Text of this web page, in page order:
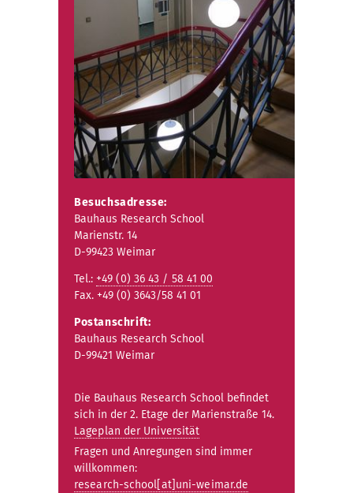
Besuchsadresse:
Bauhaus Research School
Marienstr. 14
D-99423 Weimar
Tel.: +49 (0) 36 43 / 58 41 00
Fax. +49 (0) 3643/58 41 01
Postanschrift:
Bauhaus Research School
D-99421 Weimar
Die Bauhaus Research School befindet
sich in der 2. Etage der Marienstraße 14.
Lageplan der Universität
Fragen und Anregungen sind immer
willkommen:
research-school[at]uni-weimar.de